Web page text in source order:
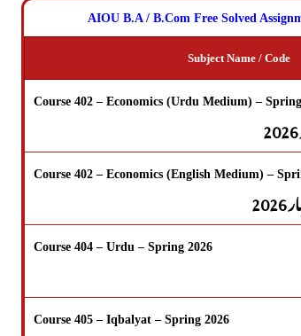
AIOU B.A / B.Com Free Solved
Subject Name / Code
Course 402 – Economics (Urdu Medium) –
Course 402 – Economics (English Medium) –
Course 404 – Urdu – Spring 2026
Course 405 – Iqbalyat – Spring 2026